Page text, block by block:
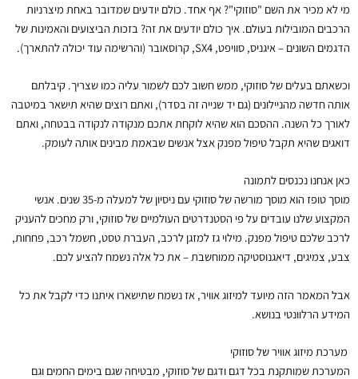
מי לא מכיר את השם "סוזוקי"? אף אחד. כולם יודעים שמדובר באחת מיצרניות
הרכבים המובילות בעולם. איך כולם יודעים את זה? בזכות הביצועים והאמינות של
הדגמים השונים – איגניס, סוויפט, SX4, קרוסאובר (והרשימה עוד יכולה להתארך).
וכשאתם בעלים של סוזוקי, ממש חשוב לכם לשמור עליה כמו שצריך. קיבלתם
אותה חדשה מהניילונים (גם יד שנייה זה בסדר), ואתם רוצים שהיא תישאר במיטבה
לאורך כל השנה. ההסכם הוא שהיא לוקחת אתכם מנקודה לנקודה בבטחה, ואתם
דואגים שהיא תקבל טיפול מפנק אצל אנשים שבאמת מבינים אותה לעומק.
כאן אנחנו נכנסים לתמונה
מוסך טופז הוא מוסך מורשה של סוזוקי עם ניסיון של למעלה מ-35 שנים. אנשי
המקצוע שלנו עובדים על פי הסטנדרטים העולמיים של סוזוקי, ורק מחכים להעניק
לרכב שלכם טיפול מפנק. מילוי גז למזגן לרכב, העברת טסט, חשמל רכב, פחחות,
צבע, צמיגים, דיאגנוסטיקה ממוחשבת – את כל אלה נשמח להציע לכם.
אבל המאמר הזה מיועד למיזוג אוויר, אז נשמח שתישארו איתנו כדי לקבל את כל
המידע הרלוונטי בנושא.
מערכת מיזוג אוויר של סוזוקי
המערכת שמותקנת בכל דגם ודגם של סוזוקי, מבטיחה שגם בימים החמים וגם